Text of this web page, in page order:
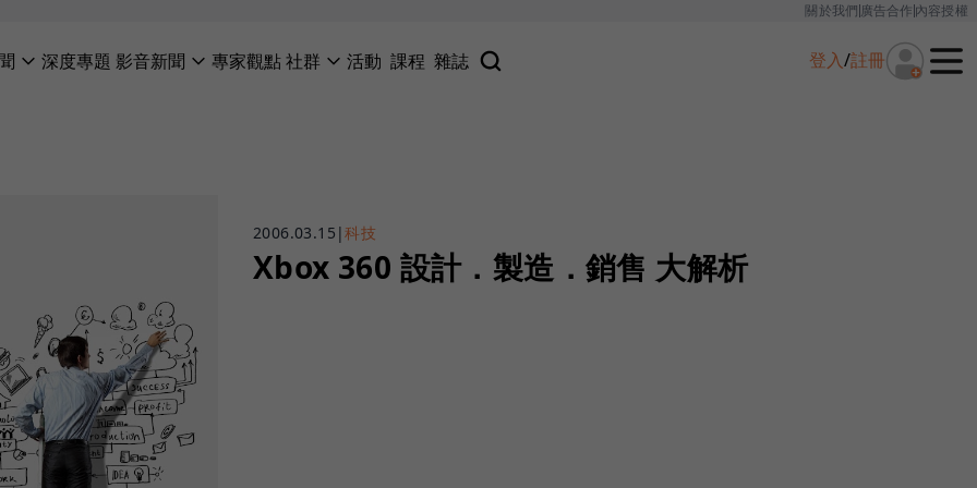
關於我們廣告合作內容授權
深度專題 影音新聞 專家觀點社群 活動 課程 雜誌 登入/註冊
2006.03.15 |科技
Xbox 360 設計．製造．銷售 大解析